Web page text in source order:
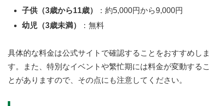
子供（3歳から11歳）
：約5,000円から9,000円
幼児（3歳未満）
：無料
具体的な料金は公式サイトで確認することをおすすめしま
す。また、特別なイベントや繁忙期には料金が変動するこ
とがありますので、その点にも注意してください。